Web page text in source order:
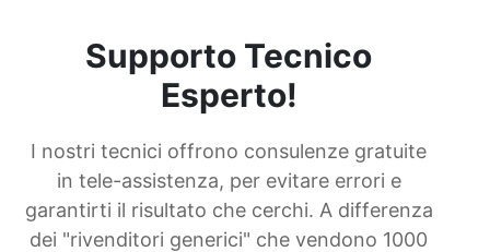
Supporto Tecnico
Esperto!
I nostri tecnici offrono consulenze gratuite
in tele-assistenza, per evitare errori e
garantirti il risultato che cerchi. A differenza
dei "rivenditori generici" che vendono 1000